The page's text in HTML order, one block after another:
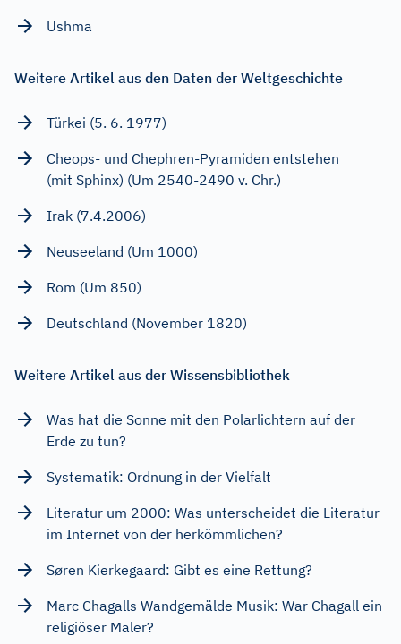
Ushma
Weitere Artikel aus den Daten der Weltgeschichte
Türkei (5. 6. 1977)
Cheops- und Chephren-Pyramiden entstehen
(mit Sphinx) (Um 2540-2490 v. Chr.)
Irak (7.4.2006)
Neuseeland (Um 1000)
Rom (Um 850)
Deutschland (November 1820)
Weitere Artikel aus der Wissensbibliothek
Was hat die Sonne mit den Polarlichtern auf der
Erde zu tun?
Systematik: Ordnung in der Vielfalt
Literatur um 2000: Was unterscheidet die Literatur
im Internet von der herkömmlichen?
Søren Kierkegaard: Gibt es eine Rettung?
Marc Chagalls Wandgemälde Musik: War Chagall ein
religiöser Maler?